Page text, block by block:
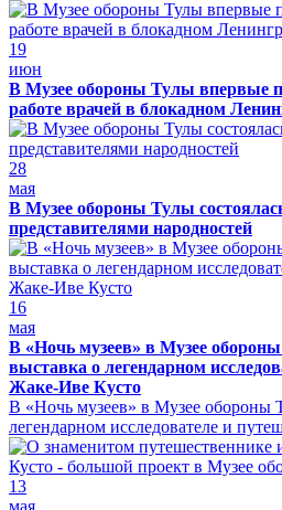
19
июн
В Музее обороны Тулы впервые
работе врачей в блокадном
28
мая
В Музее обороны Тулы
представителями народностей
16
мая
В «Ночь музеев» в Музее
выставка о легендарном
Жаке-Иве Кусто
В «Ночь музеев» в Музее обороны
легендарном исследователе и
13
мая